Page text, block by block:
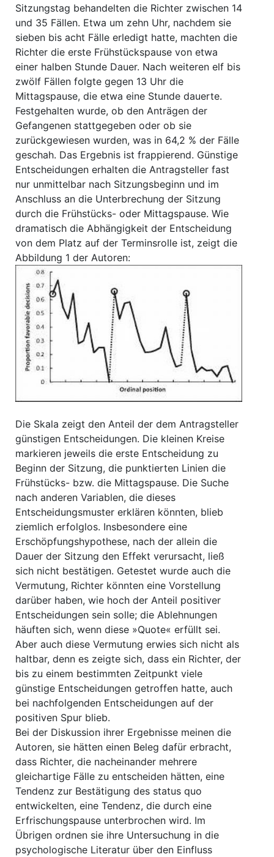
Sitzungstag behandelten die Richter zwischen 14
und 35 Fällen. Etwa um zehn Uhr, nachdem sie
sieben bis acht Fälle erledigt hatte, machten die
Richter die erste Frühstückspause von etwa
einer halben Stunde Dauer. Nach weiteren elf bis
zwölf Fällen folgte gegen 13 Uhr die
Mittagspause, die etwa eine Stunde dauerte.
Festgehalten wurde, ob den Anträgen der
Gefangenen stattgegeben oder ob sie
zurückgewiesen wurden, was in 64,2 % der Fälle
geschah. Das Ergebnis ist frappierend. Günstige
Entscheidungen erhalten die Antragsteller fast
nur unmittelbar nach Sitzungsbeginn und im
Anschluss an die Unterbrechung der Sitzung
durch die Frühstücks- oder Mittagspause. Wie
dramatisch die Abhängigkeit der Entscheidung
von dem Platz auf der Terminsrolle ist, zeigt die
Abbildung 1 der Autoren:
Die Skala zeigt den Anteil der dem Antragsteller
günstigen Entscheidungen. Die kleinen Kreise
markieren jeweils die erste Entscheidung zu
Beginn der Sitzung, die punktierten Linien die
Frühstücks- bzw. die Mittagspause. Die Suche
nach anderen Variablen, die dieses
Entscheidungsmuster erklären könnten, blieb
ziemlich erfolglos. Insbesondere eine
Erschöpfungshypothese, nach der allein die
Dauer der Sitzung den Effekt verursacht, ließ
sich nicht bestätigen. Getestet wurde auch die
Vermutung, Richter könnten eine Vorstellung
darüber haben, wie hoch der Anteil positiver
Entscheidungen sein solle; die Ablehnungen
häuften sich, wenn diese »Quote« erfüllt sei.
Aber auch diese Vermutung erwies sich nicht als
haltbar, denn es zeigte sich, dass ein Richter, der
bis zu einem bestimmten Zeitpunkt viele
günstige Entscheidungen getroffen hatte, auch
bei nachfolgenden Entscheidungen auf der
positiven Spur blieb.
Bei der Diskussion ihrer Ergebnisse meinen die
Autoren, sie hätten einen Beleg dafür erbracht,
dass Richter, die nacheinander mehrere
gleichartige Fälle zu entscheiden hätten, eine
Tendenz zur Bestätigung des status quo
entwickelten, eine Tendenz, die durch eine
Erfrischungspause unterbrochen wird. Im
Übrigen ordnen sie ihre Untersuchung in die
psychologische Literatur über den Einfluss